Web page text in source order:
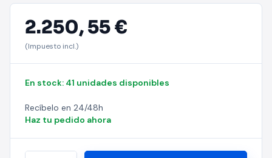
2.250,55 €
(Impuesto incl.)
En stock: 41 unidades disponibles
Recíbelo en 24/48h
Haz tu pedido ahora